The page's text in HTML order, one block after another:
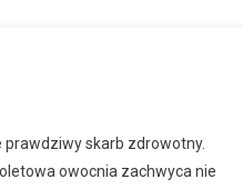
skarb zdrowotny.
owocnia zachwyca nie